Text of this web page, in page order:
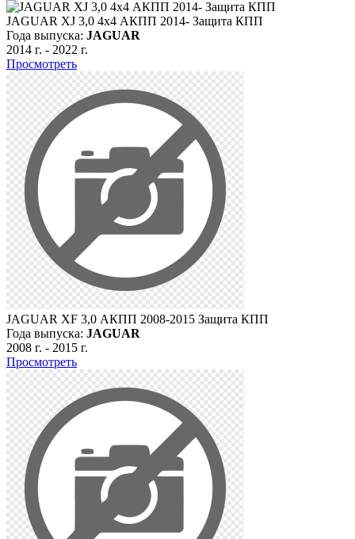
JAGUAR XJ 3,0 4х4 АКПП 2014- Защита КПП
Года выпуска: JAGUAR
2014 г. - 2022 г.
Просмотреть
JAGUAR XF 3,0 АКПП 2008-2015 Защита КПП
Года выпуска: JAGUAR
2008 г. - 2015 г.
Просмотреть